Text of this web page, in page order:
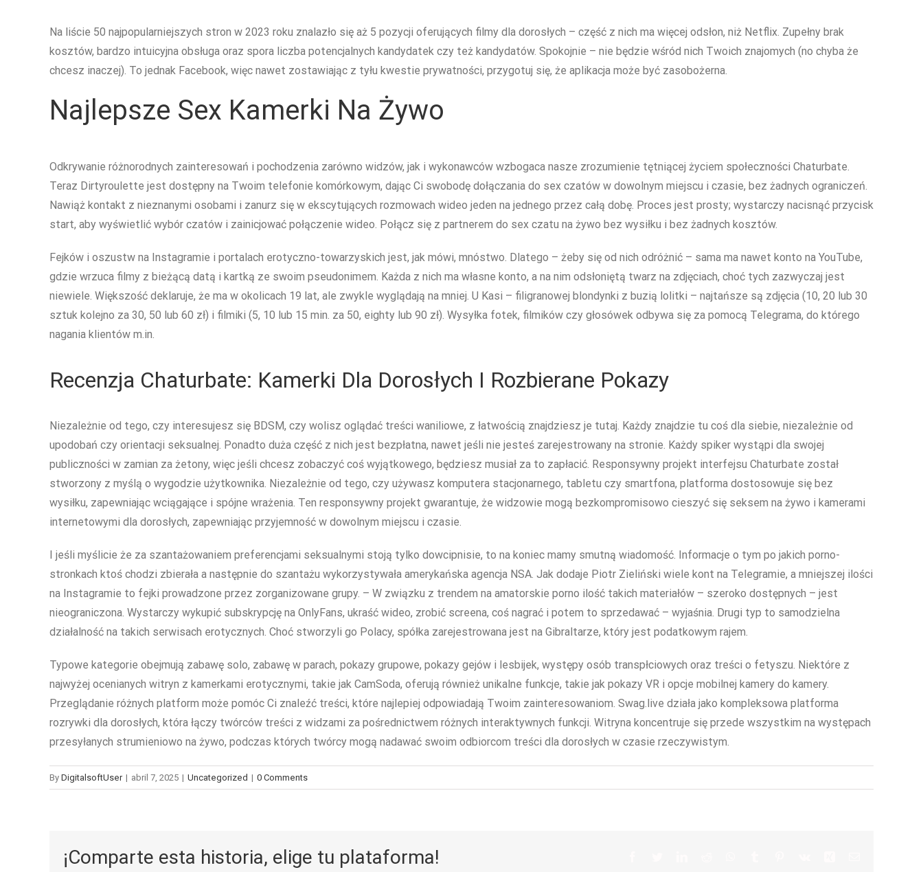
Na liście 50 najpopularniejszych stron w 2023 roku znalazło się aż 5 pozycji oferujących filmy dla dorosłych – część z nich ma więcej odsłon, niż Netflix. Zupełny brak
kosztów, bardzo intuicyjna obsługa oraz spora liczba potencjalnych kandydatek czy też kandydatów. Spokojnie – nie będzie wśród nich Twoich znajomych (no chyba że
chcesz inaczej). To jednak Facebook, więc nawet zostawiając z tyłu kwestie prywatności, przygotuj się, że aplikacja może być zasobożerna.
Najlepsze Sex Kamerki Na Żywo
Odkrywanie różnorodnych zainteresowań i pochodzenia zarówno widzów, jak i wykonawców wzbogaca nasze zrozumienie tętniącej życiem społeczności Chaturbate.
Teraz Dirtyroulette jest dostępny na Twoim telefonie komórkowym, dając Ci swobodę dołączania do sex czatów w dowolnym miejscu i czasie, bez żadnych ograniczeń.
Nawiąż kontakt z nieznanymi osobami i zanurz się w ekscytujących rozmowach wideo jeden na jednego przez całą dobę. Proces jest prosty; wystarczy nacisnąć przycisk
start, aby wyświetlić wybór czatów i zainicjować połączenie wideo. Połącz się z partnerem do sex czatu na żywo bez wysiłku i bez żadnych kosztów.
Fejków i oszustw na Instagramie i portalach erotyczno-towarzyskich jest, jak mówi, mnóstwo. Dlatego – żeby się od nich odróżnić – sama ma nawet konto na YouTube,
gdzie wrzuca filmy z bieżącą datą i kartką ze swoim pseudonimem. Każda z nich ma własne konto, a na nim odsłoniętą twarz na zdjęciach, choć tych zazwyczaj jest
niewiele. Większość deklaruje, że ma w okolicach 19 lat, ale zwykle wyglądają na mniej. U Kasi – filigranowej blondynki z buzią lolitki – najtańsze są zdjęcia (10, 20 lub 30
sztuk kolejno za 30, 50 lub 60 zł) i filmiki (5, 10 lub 15 min. za 50, eighty lub 90 zł). Wysyłka fotek, filmików czy głosówek odbywa się za pomocą Telegrama, do którego
nagania klientów m.in.
Recenzja Chaturbate: Kamerki Dla Dorosłych I Rozbierane Pokazy
Niezależnie od tego, czy interesujesz się BDSM, czy wolisz oglądać treści waniliowe, z łatwością znajdziesz je tutaj. Każdy znajdzie tu coś dla siebie, niezależnie od
upodobań czy orientacji seksualnej. Ponadto duża część z nich jest bezpłatna, nawet jeśli nie jesteś zarejestrowany na stronie. Każdy spiker wystąpi dla swojej
publiczności w zamian za żetony, więc jeśli chcesz zobaczyć coś wyjątkowego, będziesz musiał za to zapłacić. Responsywny projekt interfejsu Chaturbate został
stworzony z myślą o wygodzie użytkownika. Niezależnie od tego, czy używasz komputera stacjonarnego, tabletu czy smartfona, platforma dostosowuje się bez
wysiłku, zapewniając wciągające i spójne wrażenia. Ten responsywny projekt gwarantuje, że widzowie mogą bezkompromisowo cieszyć się seksem na żywo i kamerami
internetowymi dla dorosłych, zapewniając przyjemność w dowolnym miejscu i czasie.
I jeśli myślicie że za szantażowaniem preferencjami seksualnymi stoją tylko dowcipnisie, to na koniec mamy smutną wiadomość. Informacje o tym po jakich porno-
stronkach ktoś chodzi zbierała a następnie do szantażu wykorzystywała amerykańska agencja NSA. Jak dodaje Piotr Zieliński wiele kont na Telegramie, a mniejszej ilości
na Instagramie to fejki prowadzone przez zorganizowane grupy. – W związku z trendem na amatorskie porno ilość takich materiałów – szeroko dostępnych – jest
nieograniczona. Wystarczy wykupić subskrypcję na OnlyFans, ukraść wideo, zrobić screena, coś nagrać i potem to sprzedawać – wyjaśnia. Drugi typ to samodzielna
działalność na takich serwisach erotycznych. Choć stworzyli go Polacy, spółka zarejestrowana jest na Gibraltarze, który jest podatkowym rajem.
Typowe kategorie obejmują zabawę solo, zabawę w parach, pokazy grupowe, pokazy gejów i lesbijek, występy osób transpłciowych oraz treści o fetyszu. Niektóre z
najwyżej ocenianych witryn z kamerkami erotycznymi, takie jak CamSoda, oferują również unikalne funkcje, takie jak pokazy VR i opcje mobilnej kamery do kamery.
Przeglądanie różnych platform może pomóc Ci znaleźć treści, które najlepiej odpowiadają Twoim zainteresowaniom. Swag.live działa jako kompleksowa platforma
rozrywki dla dorosłych, która łączy twórców treści z widzami za pośrednictwem różnych interaktywnych funkcji. Witryna koncentruje się przede wszystkim na występach
przesyłanych strumieniowo na żywo, podczas których twórcy mogą nadawać swoim odbiorcom treści dla dorosłych w czasie rzeczywistym.
By DigitalsoftUser | abril 7, 2025 | Uncategorized | 0 Comments
¡Comparte esta historia, elige tu plataforma!